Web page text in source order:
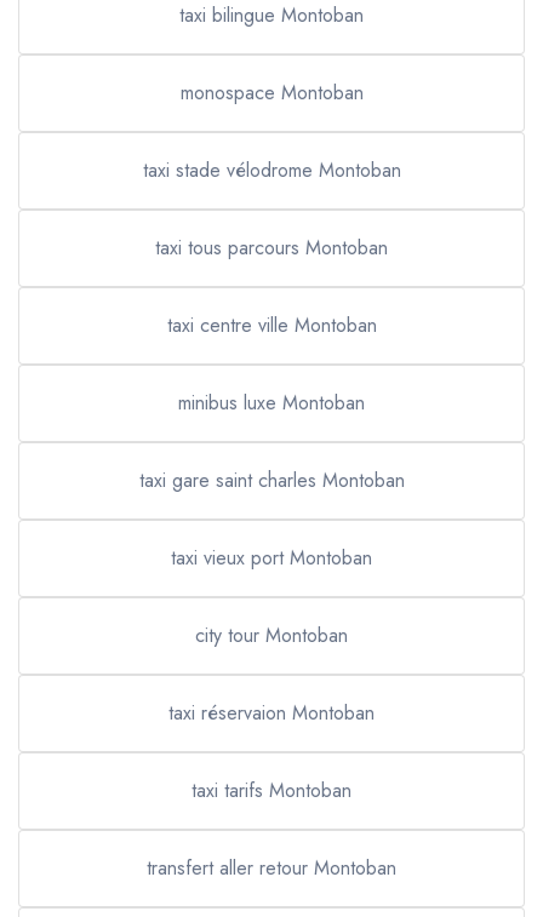
taxi bilingue Montoban
monospace Montoban
taxi stade vélodrome Montoban
taxi tous parcours Montoban
taxi centre ville Montoban
minibus luxe Montoban
taxi gare saint charles Montoban
taxi vieux port Montoban
city tour Montoban
taxi réservaion Montoban
taxi tarifs Montoban
transfert aller retour Montoban